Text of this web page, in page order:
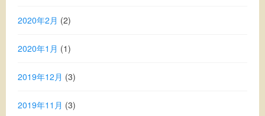
2020年2月 (2)
2020年1月 (1)
2019年12月 (3)
2019年11月 (3)